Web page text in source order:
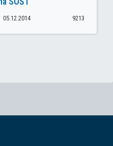
05.12.2014 9213